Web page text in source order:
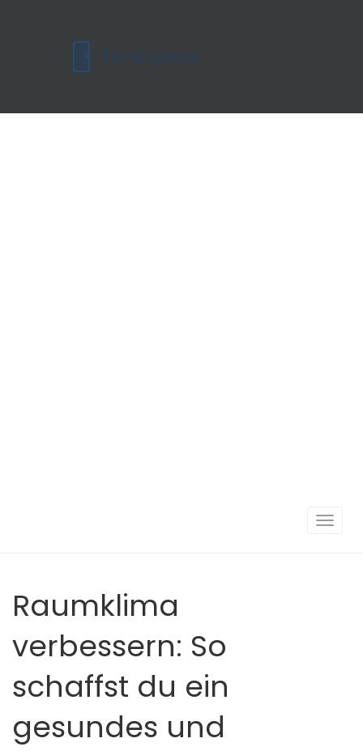
Raumklima
verbessern: So
schaffst du ein
gesundes und